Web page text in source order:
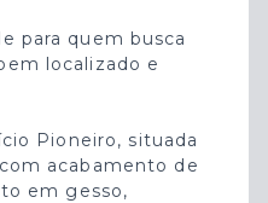
para quem busca
localizado e
Pioneiro, situada
acabamento de
em gesso,